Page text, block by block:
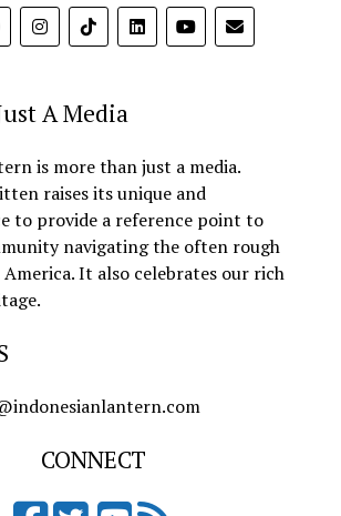
A Media
is more than just a media.
raises its unique and
to provide a reference point to
navigating the often rough
It also celebrates our rich
CONNECT